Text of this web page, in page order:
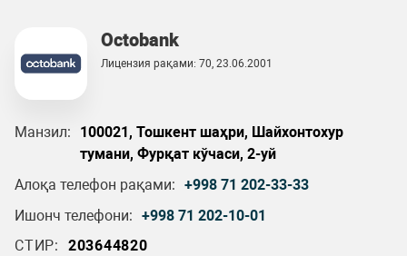
Octobank
Лицензия рақами: 70, 23.06.2001
Манзил:
100021, Тошкент шаҳри, Шайхонтохур
тумани, Фурқат кўчаси, 2-уй
Алоқа телефон рақами: +998 71 202-33-33
Ишонч телефони: +998 71 202-10-01
СТИР:
203644820